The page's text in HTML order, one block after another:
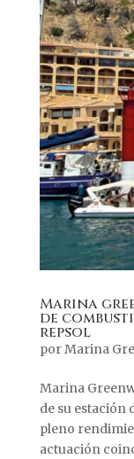
Marina
de
repsol
porMarina
Marina
de su estación
pleno
actuación